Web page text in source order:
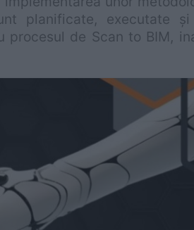
planificate, executate și
de Scan to BIM,